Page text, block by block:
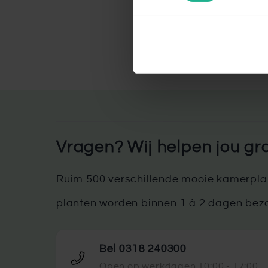
naar een plant
vermijd direct zonlicht, omdat dit
het overtollige water goed kan
: Tijdens het
plant niet in de buurt van koude
Vragen? Wij helpen jou
Ruim 500 verschillende mooie
planten worden binnen 1 à 2 dagen
Bel 0318 240300